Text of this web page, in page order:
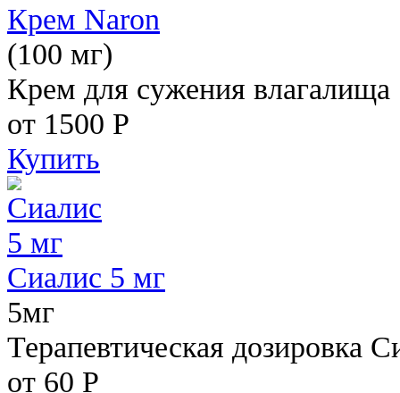
Крем Naron
(100 мг)
Крем для сужения влагалища
от 1500 Р
Купить
Сиалис 5 мг
5мг
Терапевтическая дозировка
от 60 Р